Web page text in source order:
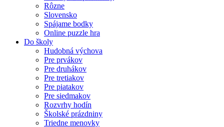
Rôzne
Slovensko
Spájame bodky
Online puzzle hra
Do školy
Hudobná výchova
Pre prvákov
Pre druhákov
Pre tretiakov
Pre piatakov
Pre siedmakov
Rozvrhy hodín
Školské prázdniny
Triedne menovky